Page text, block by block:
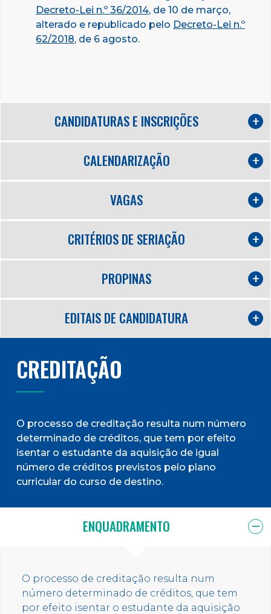
Decreto-Lei n.º 36/2014, de 10 de março,
alterado e republicado pelo Decreto-Lei n.º
62/2018, de 6 agosto.
CANDIDATURAS E INSCRIÇÕES
CALENDARIZAÇÃO
VAGAS
CRITÉRIOS DE SERIAÇÃO
PROPINAS
EDITAIS DE CANDIDATURA
CREDITAÇÃO
O processo de creditação resulta num número
determinado de créditos, que tem por efeito
isentar o estudante da aquisição de igual
número de créditos previstos pelo plano
curricular do curso de destino.
ENQUADRAMENTO
O processo de creditação resulta num
número determinado de créditos, que tem
por efeito isentar o estudante da aquisição